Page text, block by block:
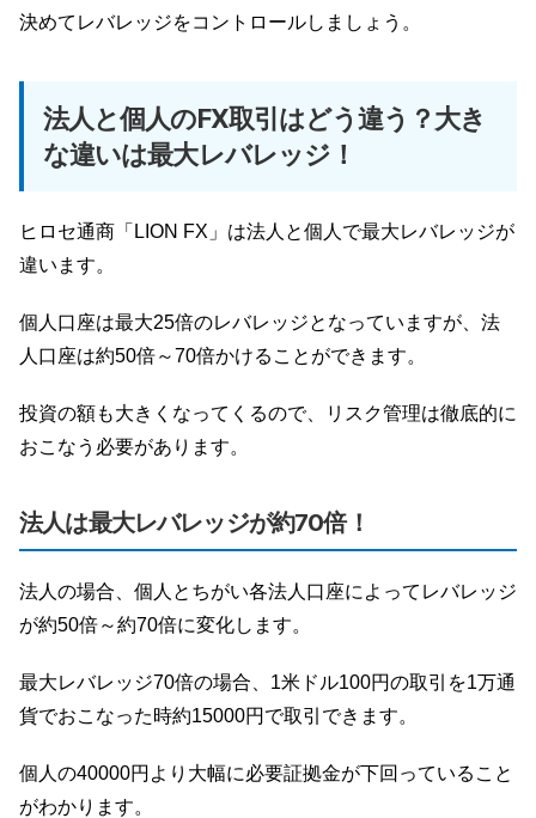
決めてレバレッジをコントロールしましょう。
法人と個人のFX取引はどう違う？大き
な違いは最大レバレッジ！
ヒロセ通商「LION FX」は法人と個人で最大レバレッジが
違います。
個人口座は最大25倍のレバレッジとなっていますが、法
人口座は約50倍～70倍かけることができます。
投資の額も大きくなってくるので、リスク管理は徹底的に
おこなう必要があります。
法人は最大レバレッジが約70倍！
法人の場合、個人とちがい各法人口座によってレバレッジ
が約50倍～約70倍に変化します。
最大レバレッジ70倍の場合、1米ドル100円の取引を1万通
貨でおこなった時約15000円で取引できます。
個人の40000円より大幅に必要証拠金が下回っていること
がわかります。